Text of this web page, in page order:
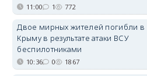
11:00 1 772
Двое мирных жителей погибли в
Крыму в результате атаки ВСУ
беспилотниками
10:36 0 1867